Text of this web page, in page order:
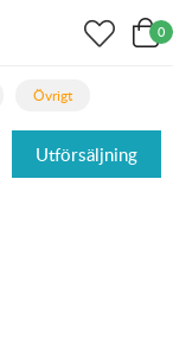
0
Övrigt
Utförsäljning